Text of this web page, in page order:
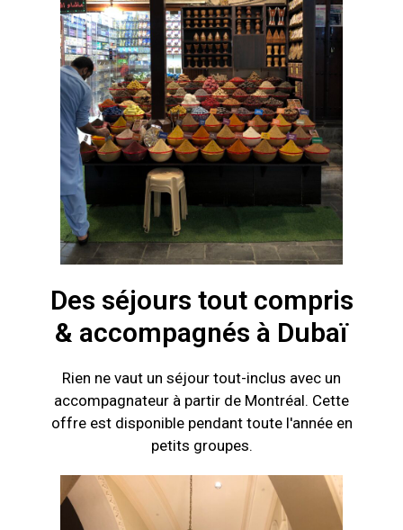
Des séjours tout compris
& accompagnés à Dubaï
Rien ne vaut un séjour tout-inclus avec un
accompagnateur à partir de Montréal. Cette
offre est disponible pendant toute l'année en
petits groupes.